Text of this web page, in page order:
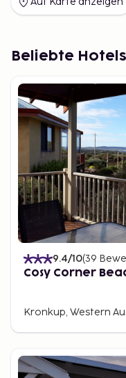
Beliebte
9.4/10(39
Cosy Corner
Kronkup, Western